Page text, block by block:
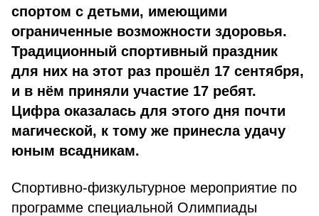
спортом с детьми, имеющими
ограниченные возможности здоровья.
Традиционный спортивный праздник
для них на этот раз прошёл 17 сентября,
и в нём приняли участие 17 ребят.
Цифра оказалась для этого дня почти
магической, к тому же принесла удачу
юным всадникам.
Спортивно-физкультурное мероприятие по
программе специальной Олимпиады